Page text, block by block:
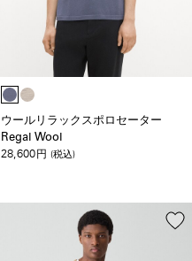
ウールリラックスポロセーター
Regal Wool
28,600 円 (税込)